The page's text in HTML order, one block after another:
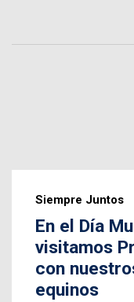
Siempre Juntos
En el Día
visitamos
con
equinos